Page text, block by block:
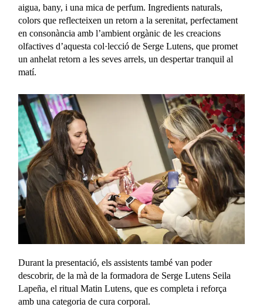
aigua, bany, i una mica de perfum. Ingredients naturals,
colors que reflecteixen un retorn a la serenitat, perfectament
en consonància amb l’ambient orgànic de les creacions
olfactives d’aquesta col·lecció de Serge Lutens, que promet
un anhelat retorn a les seves arrels, un despertar tranquil al
matí.
Durant la presentació, els assistents també van poder
descobrir, de la mà de la formadora de Serge Lutens Seila
Lapeña, el ritual Matin Lutens, que es completa i reforça
amb una categoria de cura corporal.